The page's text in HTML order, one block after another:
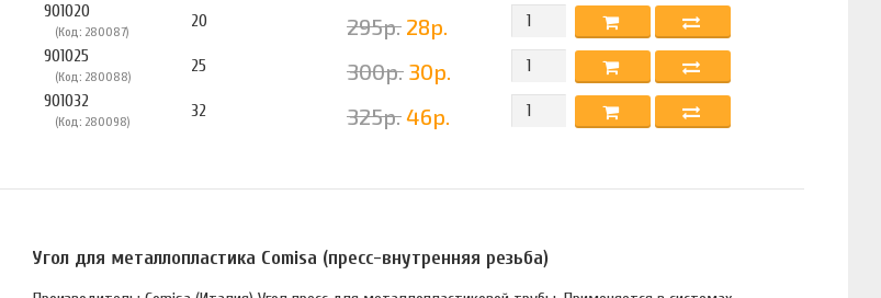
901020
(Код: 280087)
20 295р. 28р.
901025
(Код: 280088)
25 300р. 30р.
901032
(Код: 280098)
32 325р. 46р.
Угол для металлопластика Comisa (пресс-внутренняя резьба)